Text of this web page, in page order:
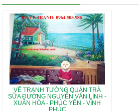
VẼ TRANH TƯỜNG QUÁN TRÀ
SỮA ĐƯỜNG NGUYỄN VĂN LINH -
XUÂN HÒA - PHÚC YÊN - VĨNH